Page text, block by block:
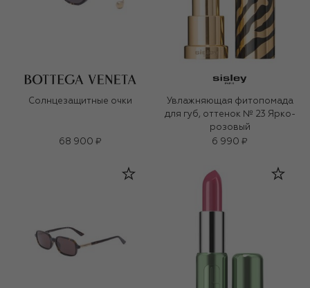
Солнцезащитные очки
68 900 ₽
Увлажняющая фитопомада
для губ, оттенок № 23 Ярко-
розовый
6 990 ₽